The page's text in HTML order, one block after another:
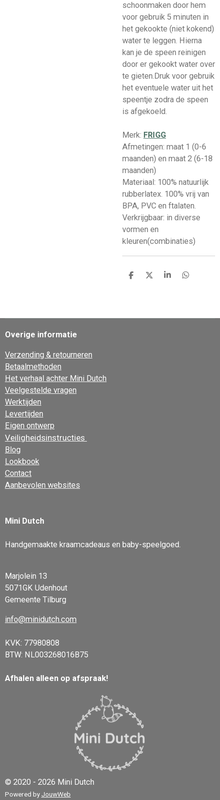
schoonmaken door hem
voor gebruik 5 minuten in
het gekookte (niet kokend)
water te leggen. Hierna
kan je de speen reinigen
door er gekookt water over
te gieten.Druk voor gebruik
het eventuele water uit het
speentje zodra de speen
is afgekoeld.
Merk: FRIGG
Afmetingen: maat 1 (0-6
maanden) en maat 2 (6-18
maanden)
Materiaal: 100% natuurlijk
rubberlatex. 100% vrij van
BPA, PVC en ftalaten.
Verkrijgbaar: in diverse
vormen en
kleuren(combinaties)
D
D
S
D
Overige informatie
Verzending & retourneren
Betaalmethoden
Het verhaal achter Mini Dutch
Veelgestelde vragen
Werktijden
Levertijden
Eigen ontwerp
Veiligheidsinstructies
Blog
Lookbook
Contact
Aanbevolen websites
Mini Dutch
Handgemaakte kraamcadeaus en baby-speelgoed.
Marjolein 13
5071GK Udenhout
Gemeente Tilburg
info@minidutch.com
KVK: 77980808
BTW: NL003268016B75
Afhalen alleen op afspraak!
© 2020 - 2026 Mini Dutch
Powered by JouwWeb